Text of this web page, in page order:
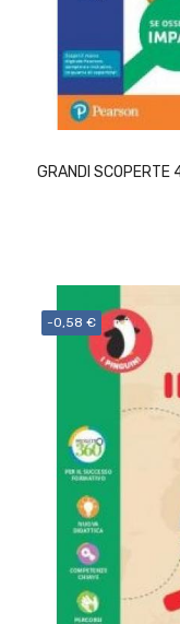
GRANDI SCOPERTE
-0,58 €